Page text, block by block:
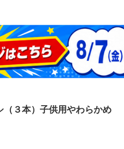
３本）子供用やわらかめ